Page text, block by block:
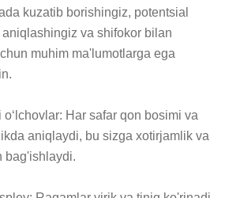
kuzatib borishingiz, potentsial
va shifokor bilan
muhim ma'lumotlarga ega
Har safar qon bosimi va
aniqlaydi, bu sizga xotirjamlik va
bag'ishlaydi.